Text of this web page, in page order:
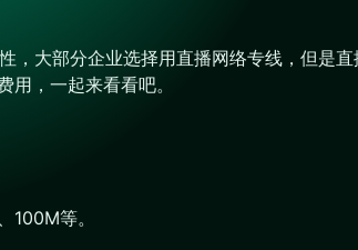
大部分企业选择用直播网络专线，但是
，一起来看看吧。
等。